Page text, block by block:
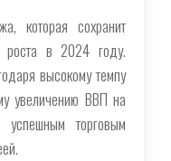
которая сохранит
роста в 2024 году.
высокому темпу
увеличению ВВП на
торговым